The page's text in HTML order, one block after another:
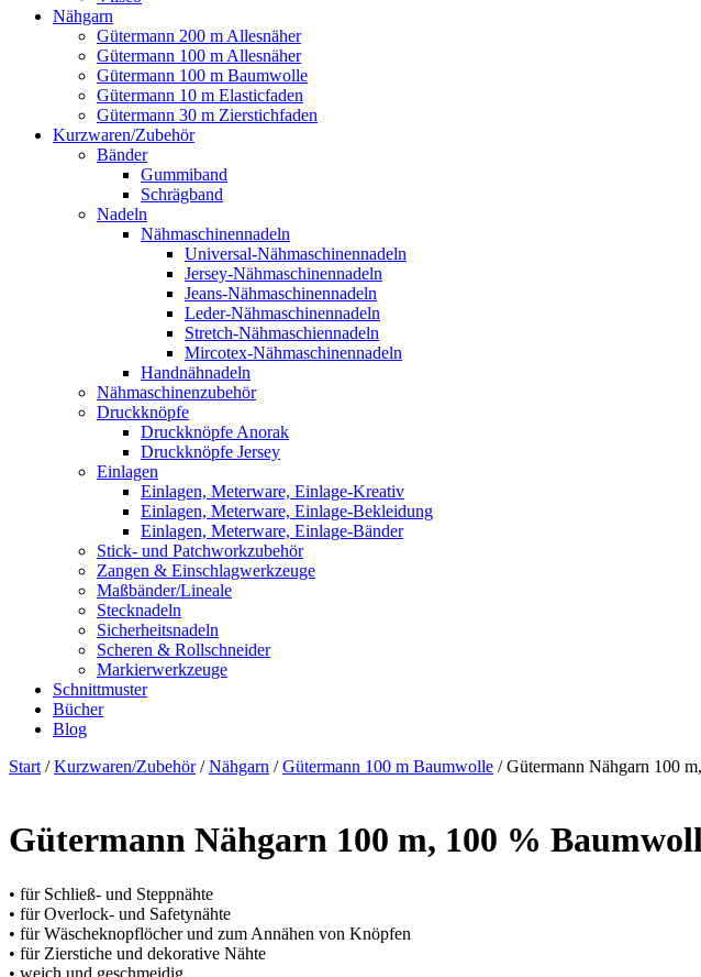
Nähgarn
Gütermann 200 m Allesnäher
Gütermann 100 m Allesnäher
Gütermann 100 m Baumwolle
Gütermann 10 m Elasticfaden
Gütermann 30 m Zierstichfaden
Kurzwaren/Zubehör
Bänder
Gummiband
Schrägband
Nadeln
Nähmaschinennadeln
Universal-Nähmaschinennadeln
Jersey-Nähmaschinennadeln
Jeans-Nähmaschinennadeln
Leder-Nähmaschinennadeln
Stretch-Nähmaschiennadeln
Mircotex-Nähmaschinennadeln
Handnähnadeln
Nähmaschinenzubehör
Druckknöpfe
Druckknöpfe Anorak
Druckknöpfe Jersey
Einlagen
Einlagen, Meterware, Einlage-Kreativ
Einlagen, Meterware, Einlage-Bekleidung
Einlagen, Meterware, Einlage-Bänder
Stick- und Patchworkzubehör
Zangen & Einschlagwerkzeuge
Maßbänder/Lineale
Stecknadeln
Sicherheitsnadeln
Scheren & Rollschneider
Markierwerkzeuge
Schnittmuster
Bücher
Blog
Start /Kurzwaren/Zubehör/Nähgarn /Gütermann 100 m Baumwolle / Gütermann Nähgarn 100
Gütermann Nähgarn 100 m, 100 %
• für Schließ- und Steppnähte
• für Overlock- und Safetynähte
• für Wäscheknopflöcher und zum Annähen von Knöpfen
• für Zierstiche und dekorative Nähte
• weich und geschmeidig